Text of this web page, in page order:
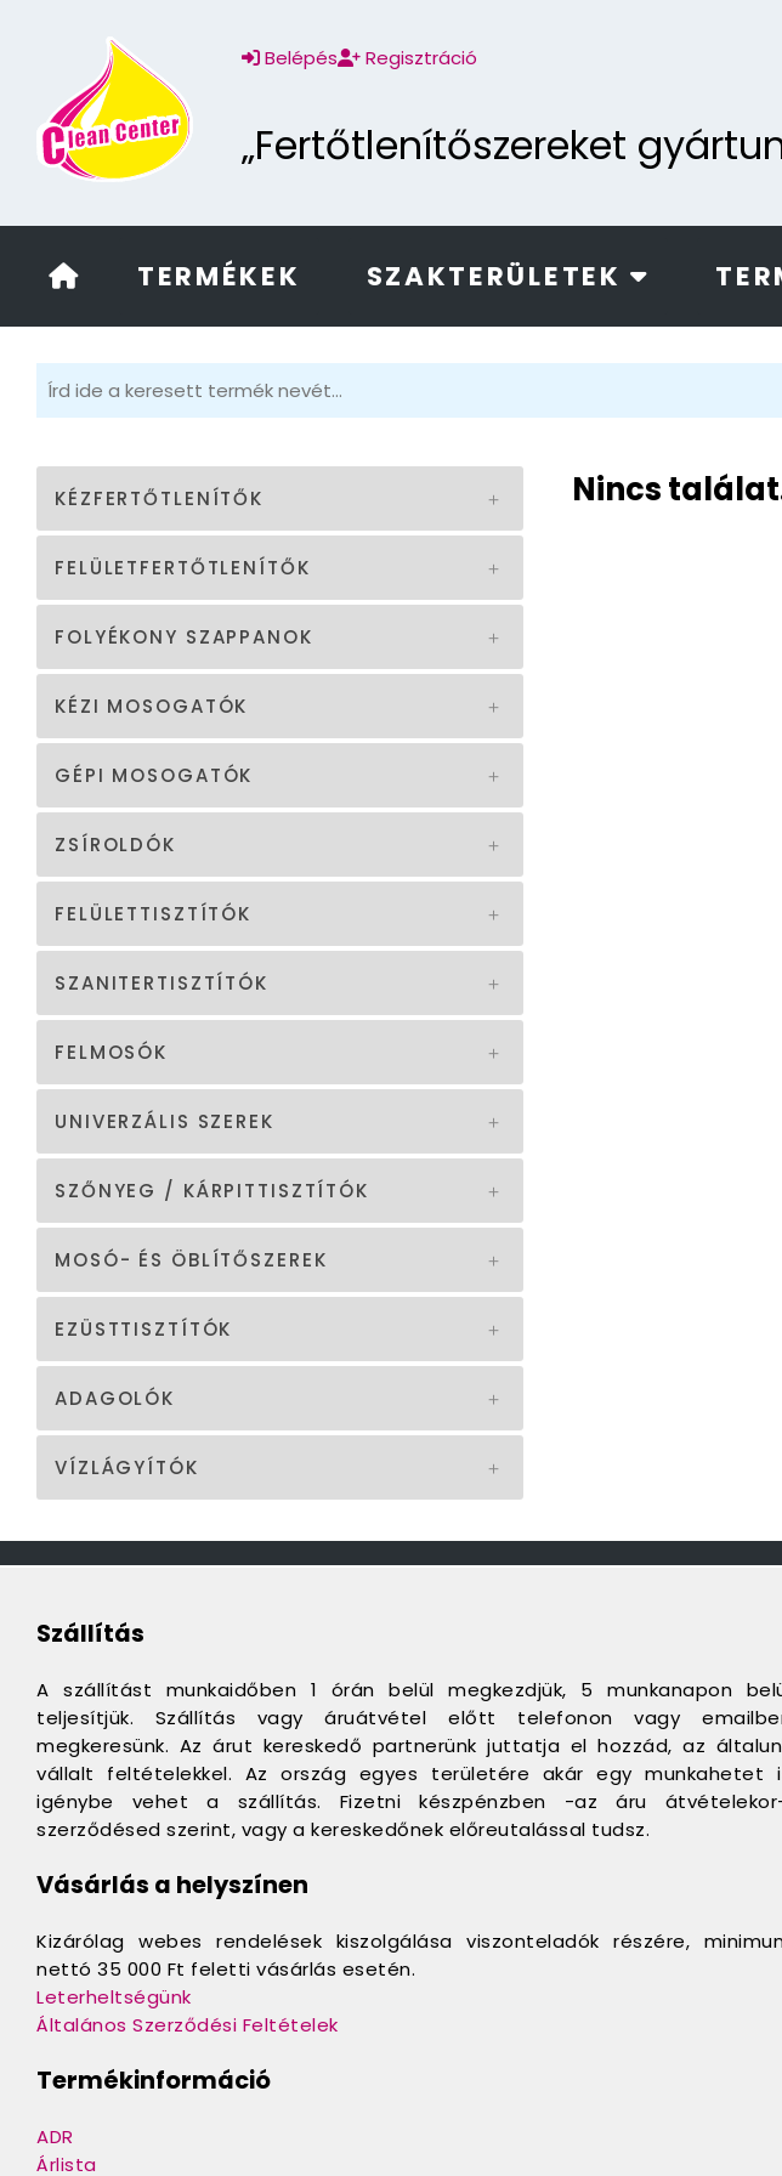
Belépés Regisztráció
„Fertőtlenítőszereket
TERMÉKEK SZAKTERÜLETEK
KÉZFERTŐTLENÍTŐK
FELÜLETFERTŐTLENÍTŐK
FOLYÉKONY SZAPPANOK
KÉZI MOSOGATÓK
GÉPI MOSOGATÓK
ZSÍROLDÓK
FELÜLETTISZTÍTÓK
SZANITERTISZTÍTÓK
FELMOSÓK
UNIVERZÁLIS SZEREK
SZŐNYEG / KÁRPITTISZTÍTÓK
MOSÓ- ÉS ÖBLÍTŐSZEREK
EZÜSTTISZTÍTÓK
ADAGOLÓK
VÍZLÁGYÍTÓK
Nincs
Szállítás
A szállítást munkaidőben 1 órán belül megkezdjük, 5 munkanapon
teljesítjük. Szállítás vagy áruátvétel előtt telefonon vagy
megkeresünk. Az árut kereskedő partnerünk juttatja el hozzád, az
vállalt feltételekkel. Az ország egyes területére akár egy munkahetet
igénybe vehet a szállítás. Fizetni készpénzben -az áru
szerződésed szerint, vagy a kereskedőnek előreutalással tudsz.
Vásárlás a helyszínen
Kizárólag webes rendelések kiszolgálása viszonteladók részére,
nettó 35 000 Ft feletti vásárlás esetén.
Leterheltségünk
Általános Szerződési Feltételek
Termékinformáció
ADR
Árlista